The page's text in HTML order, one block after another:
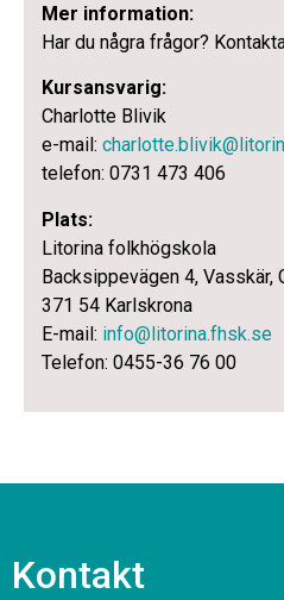
Mer information:
Har du några frågor?
Kursansvarig:
Charlotte Blivik
e-mail:
telefon: 0731 473 406
Plats:
Litorina folkhögskola
Backsippevägen 4, Vasskär,
371 54 Karlskrona
E-mail: info@litorina.fhsk.se
Telefon: 0455-36 76 00
Kontakt